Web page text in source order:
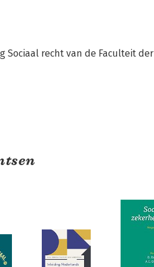
Sociaal recht van de Faculteit der